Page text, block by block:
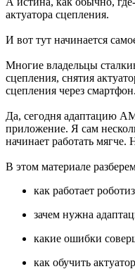
актуатора сцепления.
И вот тут начинается
Многие владельцы
сцепления, снятия
сцепления через смартфон.
Да, сегодня адаптацию
приложение. Я сам
начинает работать мягче.
В этом материале
как работает
зачем нужна
какие ошибки
как обучить